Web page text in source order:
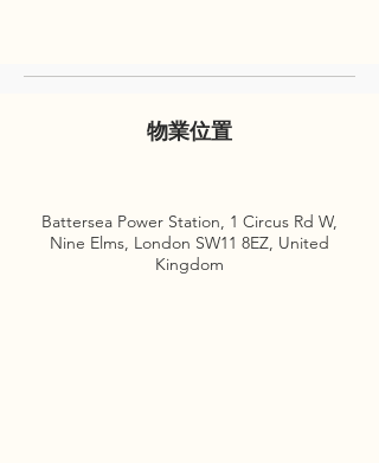
物業位置
Battersea Power Station, 1 Circus Rd W,
Nine Elms, London SW11 8EZ, United
Kingdom